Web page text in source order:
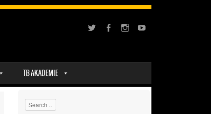
TB AKADEMIE
Search